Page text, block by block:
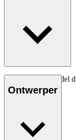
Het allereerste model
Ontwerper